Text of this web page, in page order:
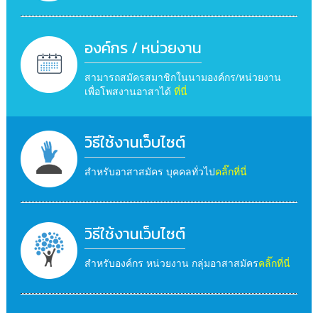
องค์กร / หน่วยงาน
สามารถสมัครสมาชิกในนามองค์กร/หน่วยงาน
เพื่อโพสงานอาสาได้ ที่นี่
วิธีใช้งานเว็บไซต์
สำหรับอาสาสมัคร บุคคลทั่วไปคลิ๊กที่นี่
วิธีใช้งานเว็บไซต์
สำหรับองค์กร หน่วยงาน กลุ่มอาสาสมัครคลิ๊กที่นี่